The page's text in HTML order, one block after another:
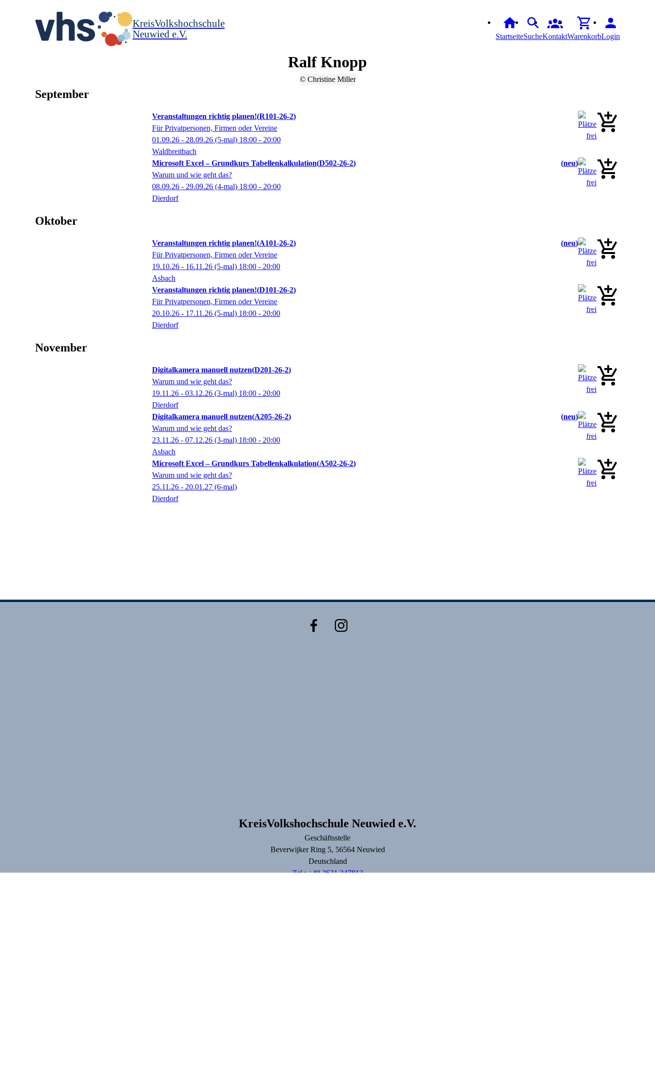
KreisVolkshochschule
Neuwied e.V.
StartseiteSucheKontaktWarenkorbLogin
Ralf Knopp
© Christine Miller
September
Veranstaltungen richtig planen! R101-26-2
Für Privatpersonen, Firmen oder Vereine
01.09.26 - 28.09.26 (5-mal) 18:00 - 20:00
Waldbreitbach
Microsoft Excel – Grundkurs Tabellenkalkulation D502-26-2
neu
Warum und wie geht das?
08.09.26 - 29.09.26 (4-mal) 18:00 - 20:00
Dierdorf
Oktober
Veranstaltungen richtig planen! A101-26-2
neu
Für Privatpersonen, Firmen oder Vereine
19.10.26 - 16.11.26 (5-mal) 18:00 - 20:00
Asbach
Veranstaltungen richtig planen! D101-26-2
Für Privatpersonen, Firmen oder Vereine
20.10.26 - 17.11.26 (5-mal) 18:00 - 20:00
Dierdorf
November
Digitalkamera manuell nutzen D201-26-2
Warum und wie geht das?
19.11.26 - 03.12.26 (3-mal) 18:00 - 20:00
Dierdorf
Digitalkamera manuell nutzen A205-26-2
neu
Warum und wie geht das?
23.11.26 - 07.12.26 (3-mal) 18:00 - 20:00
Asbach
Microsoft Excel – Grundkurs Tabellenkalkulation A502-26-2
Warum und wie geht das?
25.11.26 - 20.01.27 (6-mal)
Dierdorf
KreisVolkshochschule Neuwied e.V.
Geschäftsstelle
Beverwijker Ring5, 56564 Neuwied
Deutschland
Tel.: +49 2631 347813